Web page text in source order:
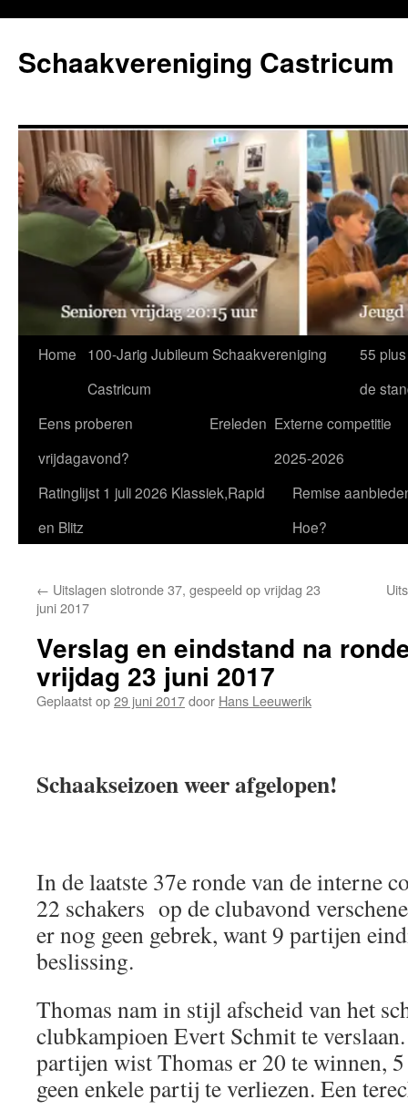
de
inhoud
Schaakvereniging Castricum
Home
100-Jarig Jubileum Schaakvereniging
Castricum
55
de
Eens proberen
vrijdagavond?
Ereleden Externe competitie
2025-2026
Ratinglijst 1 juli 2026 Klassiek,Rapid
en Blitz
Remise
Hoe?
← Uitslagen slotronde 37, gespeeld op vrijdag 23
juni 2017
Verslag en eindstand na
vrijdag 23 juni 2017
Geplaatst op29 juni 2017door Hans Leeuwerik
Schaakseizoen weer afgelopen!
In de laatste 37e ronde van de interne
22 schakers op de clubavond
er nog geen gebrek, want 9 partijen
beslissing.
Thomas nam in stijl afscheid van het
clubkampioen Evert Schmit te
partijen wist Thomas er 20 te winnen,
geen enkele partij te verliezen. Een